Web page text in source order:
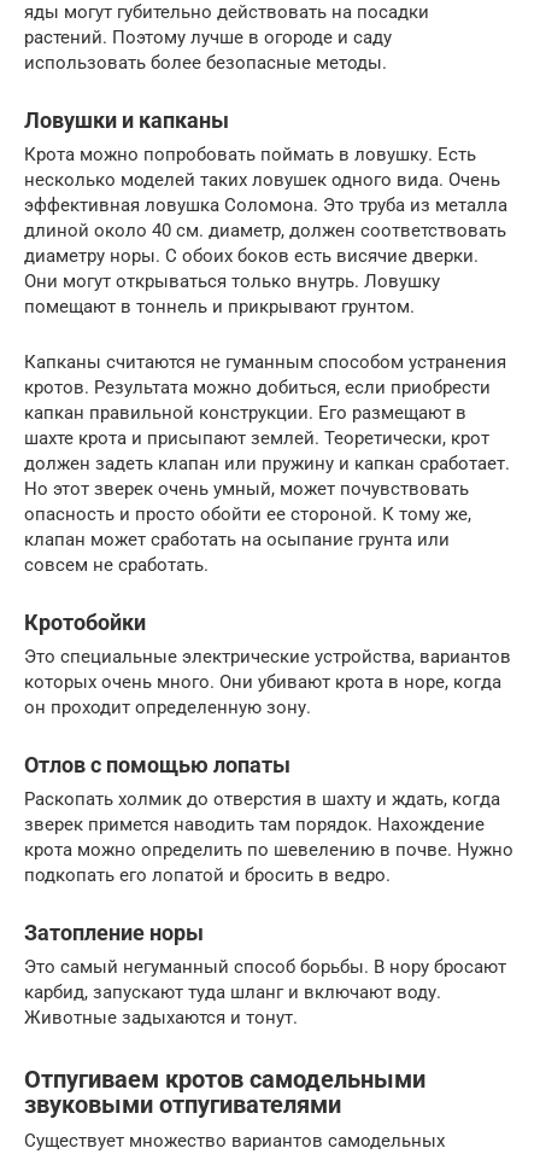
яды могут губительно действовать на посадки
растений. Поэтому лучше в огороде и саду
использовать более безопасные методы.
Ловушки и капканы
Крота можно попробовать поймать в ловушку. Есть
несколько моделей таких ловушек одного вида. Очень
эффективная ловушка Соломона. Это труба из металла
длиной около 40 см. диаметр, должен соответствовать
диаметру норы. С обоих боков есть висячие дверки.
Они могут открываться только внутрь. Ловушку
помещают в тоннель и прикрывают грунтом.
Капканы считаются не гуманным способом устранения
кротов. Результата можно добиться, если приобрести
капкан правильной конструкции. Его размещают в
шахте крота и присыпают землей. Теоретически, крот
должен задеть клапан или пружину и капкан сработает.
Но этот зверек очень умный, может почувствовать
опасность и просто обойти ее стороной. К тому же,
клапан может сработать на осыпание грунта или
совсем не сработать.
Кротобойки
Это специальные электрические устройства, вариантов
которых очень много. Они убивают крота в норе, когда
он проходит определенную зону.
Отлов с помощью лопаты
Раскопать холмик до отверстия в шахту и ждать, когда
зверек примется наводить там порядок. Нахождение
крота можно определить по шевелению в почве. Нужно
подкопать его лопатой и бросить в ведро.
Затопление норы
Это самый негуманный способ борьбы. В нору бросают
карбид, запускают туда шланг и включают воду.
Животные задыхаются и тонут.
Отпугиваем кротов самодельными
звуковыми отпугивателями
Существует множество вариантов самодельных